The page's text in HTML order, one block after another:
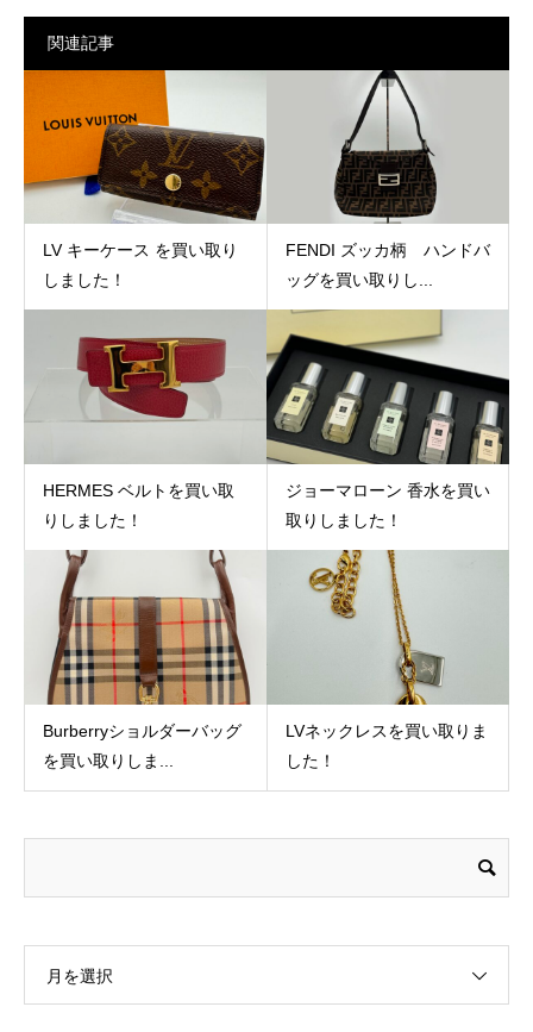
関連記事
LV キーケース を買い取り
しました！
FENDI ズッカ柄 ハンドバ
ッグを買い取りし...
HERMES ベルトを買い取
りしました！
ジョーマローン 香水を買い
取りしました！
Burberryショルダーバッグ
を買い取りしま...
LVネックレスを買い取りま
した！
月を選択